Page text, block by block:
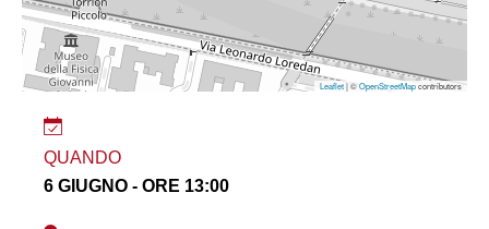
Leaflet| ©OpenStreetMapcontributors
QUANDO
6 GIUGNO - ORE 13:00